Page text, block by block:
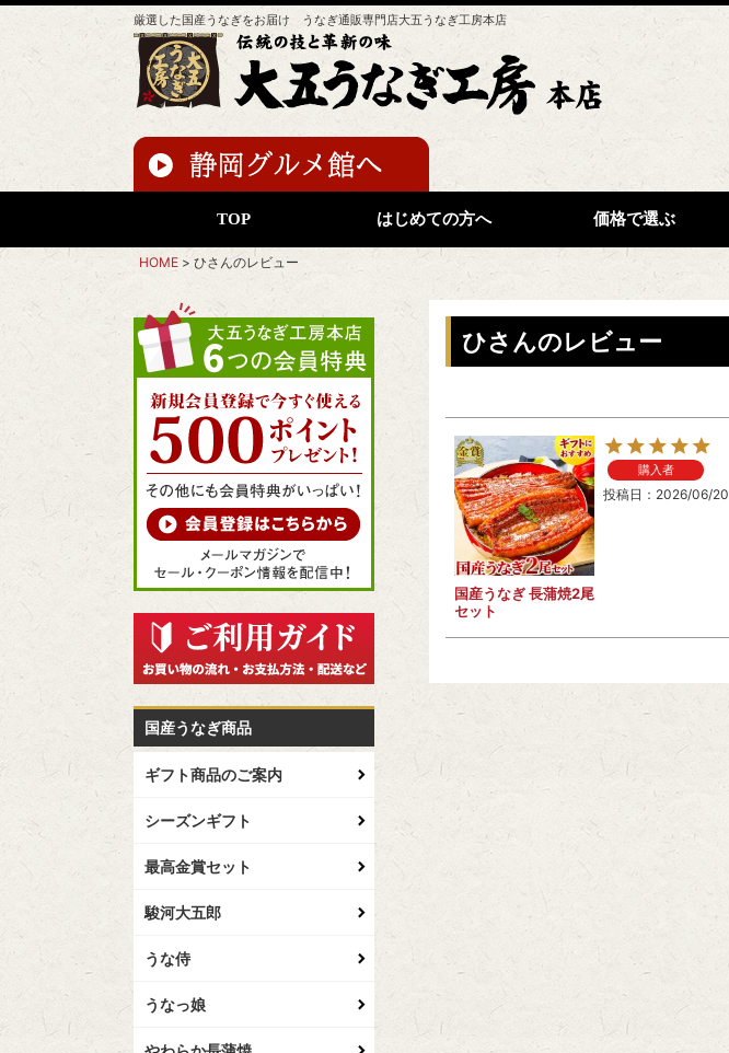
厳選した国産うなぎをお届け うなぎ通販専門店大五うなぎ工房本店
TOP はじめての方へ 価格で選ぶ
HOME ひさんのレビュー
国産うなぎ商品
ギフト商品のご案内
シーズンギフト
最高金賞セット
駿河大五郎
うな侍
うなっ娘
ひさんのレビュー
国産うなぎ 長蒲焼2尾
セット
購入者
投稿日 2026/06/20